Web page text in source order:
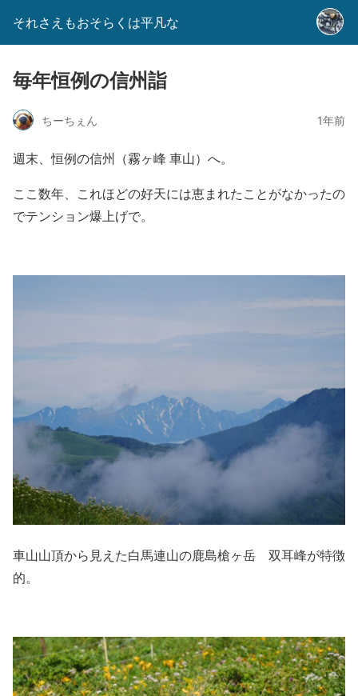
それさえもおそらくは平凡な
毎年恒例の信州詣
ちーちぇん 1年前
週末、恒例の信州（霧ヶ峰 車山）へ。
ここ数年、これほどの好天には恵まれたことがなかったの
でテンション爆上げで。
車山山頂から見えた白馬連山の鹿島槍ヶ岳 双耳峰が特徴
的。